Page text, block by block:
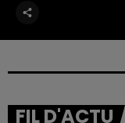
FIL D'ACTU